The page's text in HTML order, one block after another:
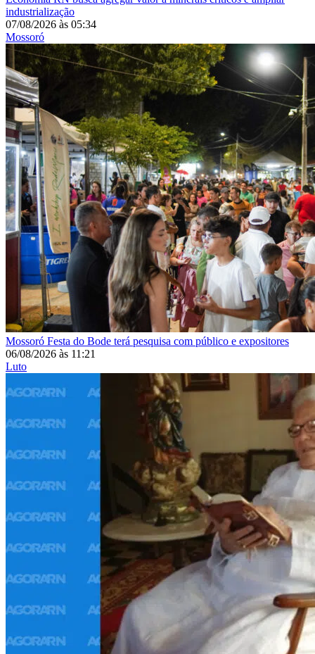
industrialização
07/08/2026 às 05:34
Mossoró
Mossoró Festa do Bode terá pesquisa com público e expositores
06/08/2026 às 11:21
Luto